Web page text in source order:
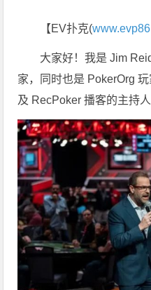
【EV扑克(
大家好！我是 Jim
家，同时也是 PokerOrg
及 RecPoker 播客的主持人